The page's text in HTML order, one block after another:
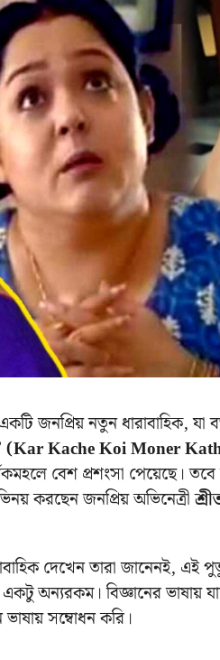
একটি জনপ্রিয় নতুন ধারাবাহিক, যা
(Kar Kache Koi Moner
বেশ প্রশংসা পেয়েছে। তবে
করছেন জনপ্রিয় অভিনেত্রী
দেখেন তারা জানেনই, এই
অন্যরকম। বিজ্ঞানের ভাষায়
সম্বোধন করি।